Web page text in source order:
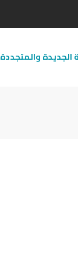
الجديدة والمتجددة